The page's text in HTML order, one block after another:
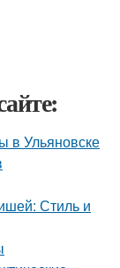
в Ульяновске
Стиль и